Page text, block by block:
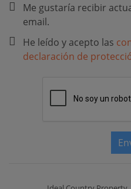
Me gustaría recibir
email.
He leído y acepto las
declaración de